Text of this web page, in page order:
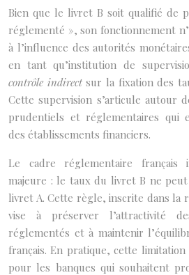
Bien que le livret B soit qualifié de
réglementé », son fonctionnement
à l’influence des autorités
en tant qu’institution de
contrôle indirectsur la fixation des
Cette supervision s’articule autour
prudentiels et réglementaires qui
des établissements financiers.
Le cadre réglementaire français
majeure : le taux du livret B ne peut
livret A. Cette règle, inscrite dans la
vise à préserver l’attractivité
réglementés et à maintenir
français. En pratique, cette
pour les banques qui souhaitent